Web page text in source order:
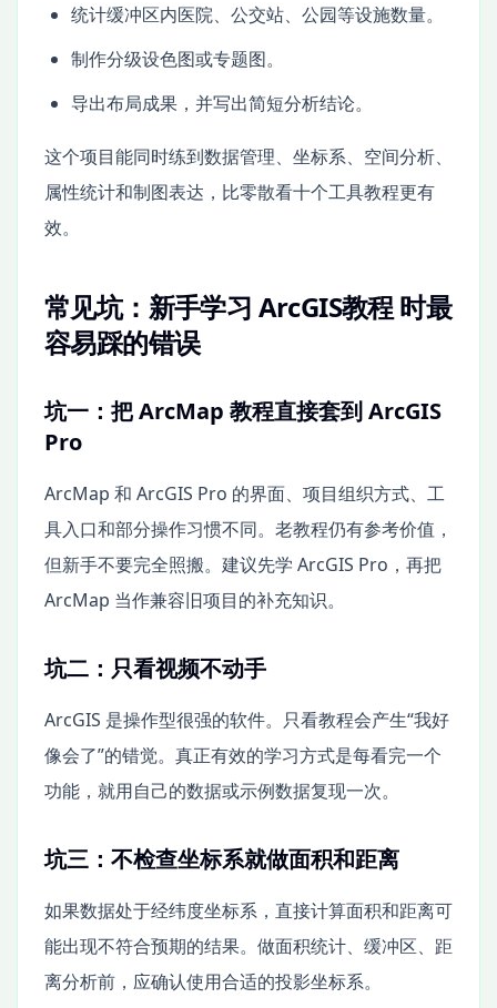
统计缓冲区内医院、公交站、公园等设施数量。
制作分级设色图或专题图。
导出布局成果，并写出简短分析结论。
这个项目能同时练到数据管理、坐标系、空间分析、
属性统计和制图表达，比零散看十个工具教程更有
效。
常见坑：新手学习 ArcGIS教程 时最
容易踩的错误
坑一：把 ArcMap 教程直接套到 ArcGIS
Pro
ArcMap 和 ArcGIS Pro 的界面、项目组织方式、工
具入口和部分操作习惯不同。老教程仍有参考价值，
但新手不要完全照搬。建议先学 ArcGIS Pro，再把
ArcMap 当作兼容旧项目的补充知识。
坑二：只看视频不动手
ArcGIS 是操作型很强的软件。只看教程会产生“我好
像会了”的错觉。真正有效的学习方式是每看完一个
功能，就用自己的数据或示例数据复现一次。
坑三：不检查坐标系就做面积和距离
如果数据处于经纬度坐标系，直接计算面积和距离可
能出现不符合预期的结果。做面积统计、缓冲区、距
离分析前，应确认使用合适的投影坐标系。